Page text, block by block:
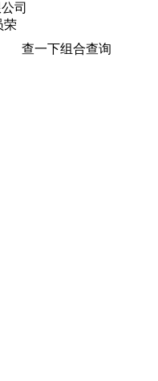
司
荣
查一下组合查询